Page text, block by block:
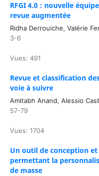
RFGI 4.0 : nouvelle
revue augmentée
Ridha Derrouiche, Valérie
3-6
Vues: 491
Revue et classification
voie à suivre
Amitabh Anand, Alessio
57-79
Vues: 1704
Un outil de conception
permettant la
de masse